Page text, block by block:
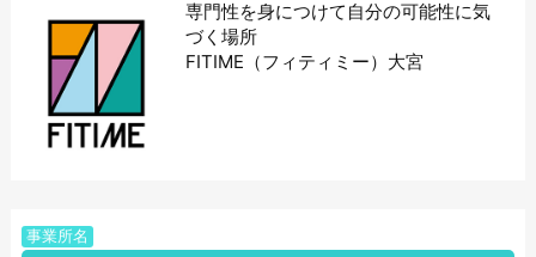
専門性を身につけて自分の可能性に気
づく場所
FITIME（フィティミー）大宮
事業所名